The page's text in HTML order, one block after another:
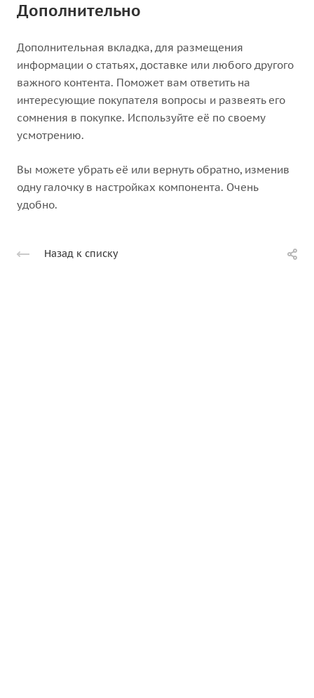
Дополнительно
Дополнительная вкладка, для размещения
информации о статьях, доставке или любого другого
важного контента. Поможет вам ответить на
интересующие покупателя вопросы и развеять его
сомнения в покупке. Используйте её по своему
усмотрению.
Вы можете убрать её или вернуть обратно, изменив
одну галочку в настройках компонента. Очень
удобно.
Назад к списку